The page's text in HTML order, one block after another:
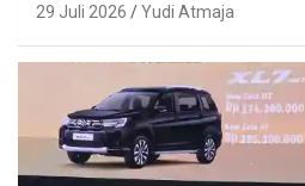
29 Juli 2026 Yudi Atmaja